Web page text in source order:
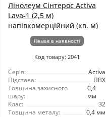
Лінолеум Сінтерос Activa
Lava-1 (2,5 м)
напівкомерційний (кв. м)
Немає в наявності
Код товару: 2041
Серія:
Activa
Підстава:
ПВХ
Товщина захисного
шару:
0,4
мм
Клас:
32
Товщина металу:
0,4 мм